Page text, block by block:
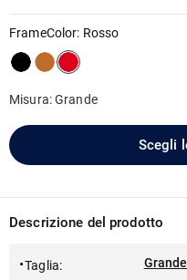
FrameColor: Rosso
Misura: Grande
Scegli
Descrizione del prodotto
Taglia:
Grande